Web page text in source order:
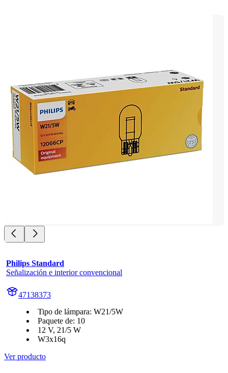
Philips Standard
Señalización e interior convencional
47138373
Tipo de lámpara: W21/5W
Paquete de: 10
12 V, 21/5 W
W3x16q
Ver producto